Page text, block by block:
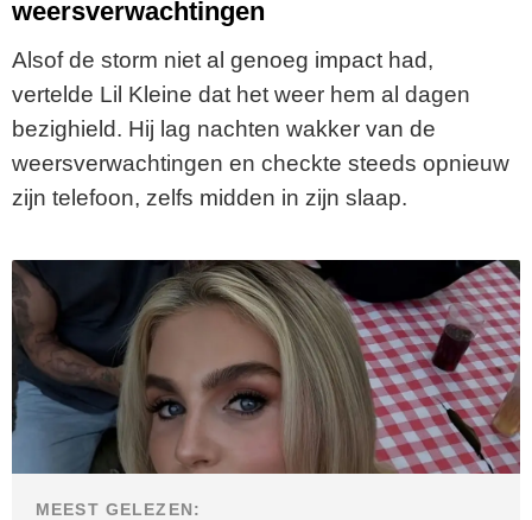
weersverwachtingen
Alsof de storm niet al genoeg impact had,
vertelde Lil Kleine dat het weer hem al dagen
bezighield. Hij lag nachten wakker van de
weersverwachtingen en checkte steeds opnieuw
zijn telefoon, zelfs midden in zijn slaap.
MEEST GELEZEN: